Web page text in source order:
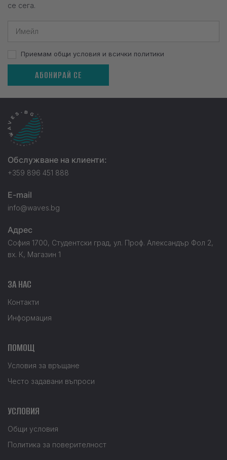
се сега.
Приемам общи условия и всички политики
АБОНИРАЙ СЕ
Обслужване на клиенти:
+359 896 451 888
E-mail
info@waves.bg
Адрес
София 1700, Студентски град, ул. Проф. Александър Фол 2,
вх. К, Магазин 1
ЗА НАС
Контакти
Информация
ПОМОЩ
Условия за връщане
Често задавани въпроси
УСЛОВИЯ
Общи условия
Политика за поверителност